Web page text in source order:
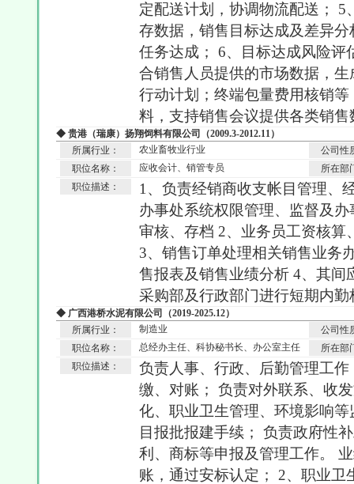
定配送计划，协调物流配送；
存数据，销售目标达成及差异
任务达成； 6、目标达成风险评
合销售人员提供的市场数据，
行动计划；终端包量费用核销
料，支持销售会议提供各类销售
◆ 贵港（瑞康）扬翔饲料有限公司（2009.3-2012.11）
所属行业：
农业畜牧业行业
公司性
职位名称：
应收会计、销管专员
所在部
职位描述：
1、负责经销商收支帐目管理、
办事处系统权限管理、监督及
审核、存档 2、业务员工资核算
3、销售订单处理相关销售业务
售报表及销售业绩分析 4、其间
采购部及行政部门进行短期内勤
◆ 广西港桥水泥有限公司（2019-2025.12）
所属行业：
制造业
公司性
职位名称：
总经办主任、科协秘书长、办公室主任
所在部
职位描述：
负责人事、行政、后勤管理工
缴、对账； 负责对外联系、收
化、职业卫生管理、环境影响
目报批报建手续； 负责政府性
利、商标等申报及管理工作。
账，通过安标认定； 2、职业